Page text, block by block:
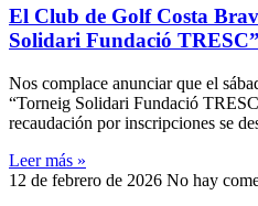
El Club de Golf Costa
Solidari Fundació
Nos complace anunciar que el
“Torneig Solidari Fundació
recaudación por inscripciones se
Leer más »
12 de febrero de 2026 No hay